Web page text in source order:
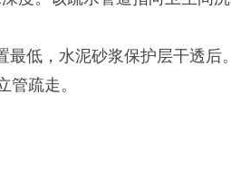
低，水泥砂浆保护层干透后。
疏走。